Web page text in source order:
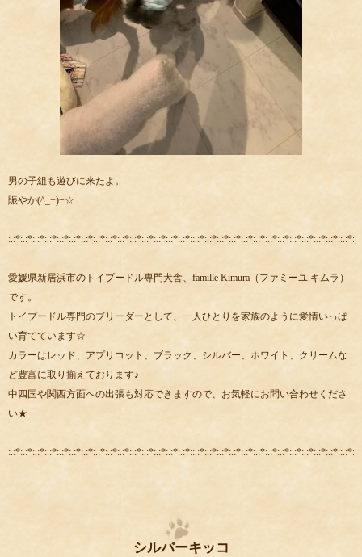
男の子組も遊びに来たよ。
賑やか(^_−)−☆
:.:*:.:*:.:*:.:*:.:*:.:*:.:*:.:*:.:*:.:*:.:*:.:*:.:*:.:*:.:*::.:*:.:*:.:*:.:*:.:*:.:*:.:*:.:*:.:*:.:*:.:*:.:*::.:*:.:
愛媛県新居浜市のトイプードル専門犬舎、famille Kimura（ファミーユ キムラ）
です。
トイプードル専門のブリーダーとして、一人ひとりを家族のように愛情いっぱ
い育てています☆
カラーはレッド、アプリコット、ブラック、シルバー、ホワイト、クリームな
ど豊富に取り揃えております♪
中四国や関西方面への出張も対応できますので、お気軽にお問い合わせくださ
い★
:.:*:.:*:.:*:.:*:.:*:.:*:.:*:.:*:.:*:.:*:.:*:.:*:.:*:.:*:.:*::.:*:.:*:.:*:.:*:.:*:.:*:.:*:.:*:.:*:.:*:.:*:.:*::.:*:.:
シルバーキッコ